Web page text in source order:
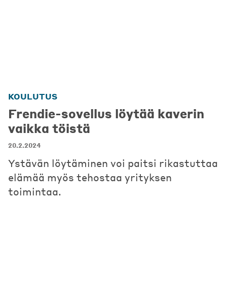
KOULUTUS
Frendie-sovellus löytää kaverin
vaikka töistä
20.2.2024
Ystävän löytäminen voi paitsi rikastuttaa
elämää myös tehostaa yrityksen
toimintaa.